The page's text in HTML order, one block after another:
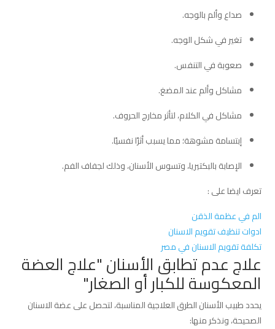
صداع وألم بالوجه.
تغير في شكل الوجه.
صعوبة في التنفس.
مشاكل وألم عند المضغ.
مشاكل في الكلام، لتأثر مخارج الحروف.
إبتسامة مشوهة؛ مما يسبب أثرًا نفسيًا.
الإصابة بالبكتيريا، وتسوس الأسنان، وذلك لجفاف الفم.
تعرف ايضا على :
الم في عظمة الذقن
ادوات تنظيف تقويم الاسنان
تكلفة تقويم الاسنان في مصر
علاج عدم تطابق الأسنان "علاج العضة
المعكوسة للكبار أو الصغار"
يحدد طبيب الأسنان الطرق العلاجية المناسبة، لتحصل على عضة الاسنان
الصحيحة، ونذكر منها: